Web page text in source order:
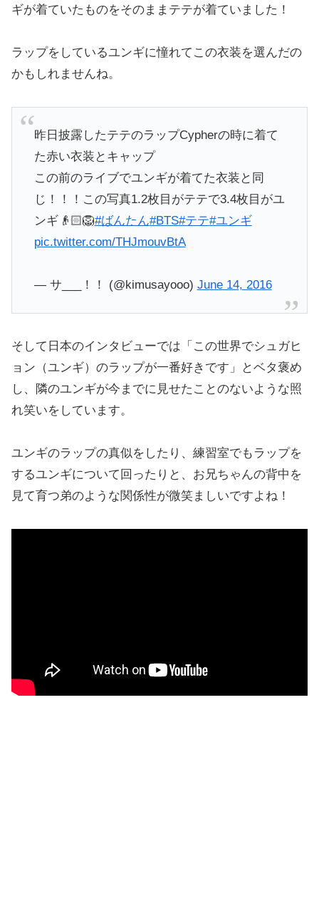
ギが着ていたものをそのままテテが着ていました！
ラップをしているユンギに憧れてこの衣装を選んだの
かもしれませんね。
昨日披露したテテのラップCypherの時に着て
た赤い衣装とキャップ
この前のライブでユンギが着てた衣装と同
じ！！！この写真1.2枚目がテテで3.4枚目がユ
ンギ👴🏻🦁#ばんたん#BTS#テテ#ユンギ
pic.twitter.com/THJmouvBtA
— サ___！！ (@kimusayooo) June 14, 2016
そして日本のインタビューでは「この世界でシュガヒ
ョン（ユンギ）のラップが一番好きです」とベタ褒め
し、隣のユンギが今までに見せたことのないような照
れ笑いをしています。
ユンギのラップの真似をしたり、練習室でもラップを
するユンギについて回ったりと、お兄ちゃんの背中を
見て育つ弟のような関係性が微笑ましいですよね！